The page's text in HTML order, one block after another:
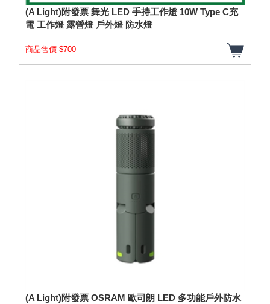
(A Light)附發票 舞光 LED 手持工作燈 10W Type C充
電 工作燈 露營燈 戶外燈 防水燈
商品售價 $700
(A Light)附發票 OSRAM 歐司朗 LED 多功能戶外防水